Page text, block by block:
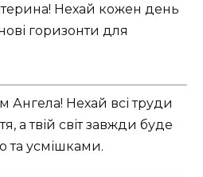
Нехай кожен день
горизонти для
Ангела! Нехай всі труди
а твій світ завжди буде
та усмішками.